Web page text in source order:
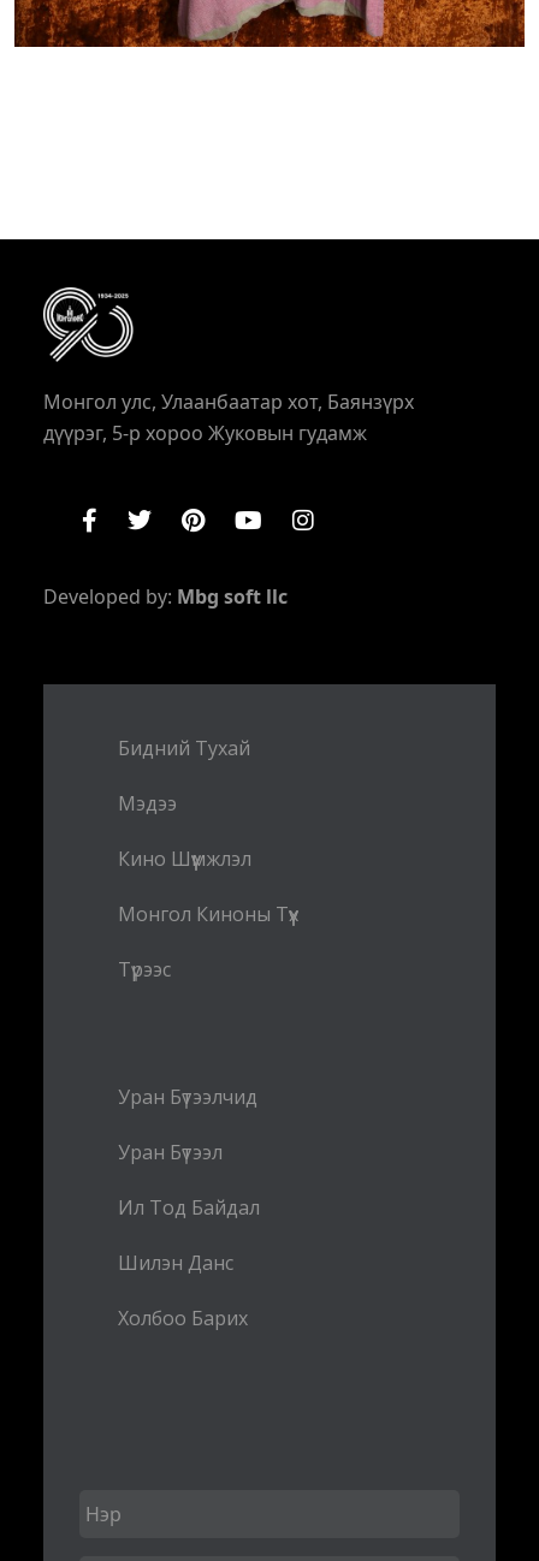
Монгол улс, Улаанбаатар хот, Баянзүрх
дүүрэг, 5-р хороо Жуковын гудамж
Developed by: Mbg soft llc
Бидний Тухай
Мэдээ
Кино Шүүмжлэл
Монгол Киноны Түүх
Түрээс
Уран Бүтээлчид
Уран Бүтээл
Ил Тод Байдал
Шилэн Данс
Холбоо Барих